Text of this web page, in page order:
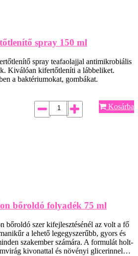
spray 150 ml
spray teafaolajjal antimikrobiális
Kiválóan kifertőtleníti a lábbeliket.
a baktériumokat, gombákat.
Kosárba
bőroldó folyadék 75 ml
szer kifejlesztésénél az volt a fő
a lehető legegyszerűbb, gyors és
szakember számára. A formulát holt-
kivonattal és növényi glicerinnel…